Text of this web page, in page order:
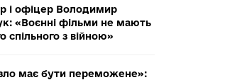
і офіцер Володимир
«Воєнні фільми не мають
спільного з війною»
має бути переможене»: